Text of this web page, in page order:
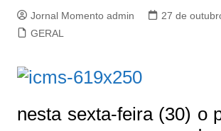
Jornal Momento admin
27 de
GERAL
nesta sexta-feira (30) o